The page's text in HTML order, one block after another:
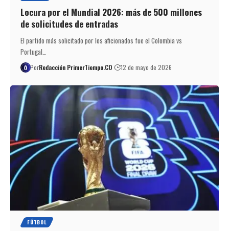
Locura por el Mundial 2026: más de 500 millones
de solicitudes de entradas
El partido más solicitado por los aficionados fue el Colombia vs
Portugal…
PorRedacción PrimerTiempo.CO 12 de mayo de 2026
FÚTBOL